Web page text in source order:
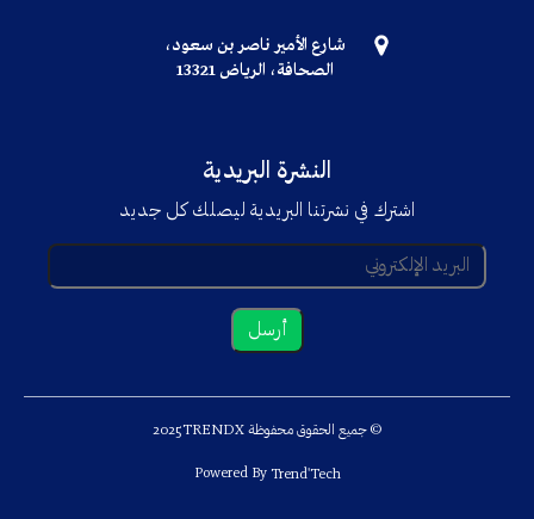
شارع الأمير ناصر بن سعود،
الصحافة، الرياض 13321
النشرة البريدية
اشترك في نشرتنا البريدية ليصلك كل جديد
© جميع الحقوق محفوظة TRENDX 2025
Powered By Trend'Tech